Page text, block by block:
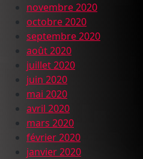
novembre 2020
octobre 2020
septembre 2020
août 2020
juillet 2020
juin 2020
mai 2020
avril 2020
mars 2020
février 2020
janvier 2020